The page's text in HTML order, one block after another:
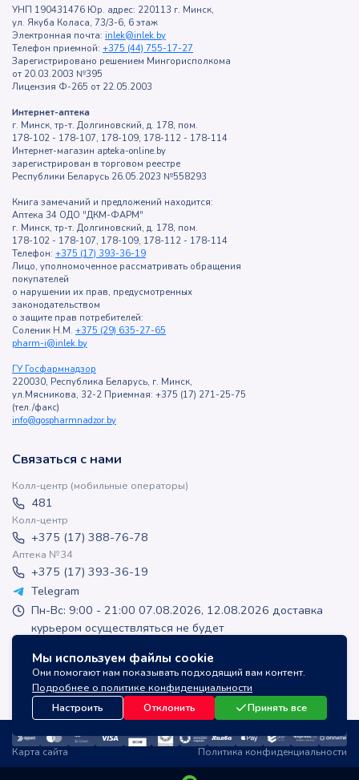
Мы используем файлы cookie
Они помогают нам показывать подходящий вам контент.
Подробнее о политике конфиденциальности
Настроить
Отклонить Принять все
УНП 190431476 Юр. адрес: 220113 г. Минск,
ул. Якуба Коласа, 73/3-6, 6 этаж
Электронная почта: inlek@inlek.by
Телефон приемной: +375 (44) 755-17-27
Зарегистрировано решением Мингорисполкома
от 20.03.2003 №395
Лицензия Ф-265 от 22.05.2003
Интернет-аптека
г. Минск, тр-т. Долгиновский, д. 178, пом.
178-102 - 178-107, 178-109, 178-112 - 178-114
Интернет-магазин apteka-online.by
зарегистрирован в торговом реестре
Республики Беларусь 26.05.2023 №558293
Книга замечаний и предложений находится:
Аптека 34 ОДО "ДКМ-ФАРМ"
г. Минск, тр-т. Долгиновский, д. 178, пом.
178-102 - 178-107, 178-109, 178-112 - 178-114
Телефон: +375 (17) 393-36-19
Лицо, уполномоченное рассматривать обращения
покупателей
о нарушении их прав, предусмотренных
законодательством
о защите прав потребителей:
Соленик Н.М. +375 (29) 635-27-65
pharm-i@inlek.by
ГУ Госфармнадзор
220030, Республика Беларусь, г. Минск,
ул.Мясникова, 32-2 Приемная: +375 (17) 271-25-75
(тел./факс)
info@gospharmnadzor.by
Связаться с нами
Колл-центр (мобильные операторы)
481
Колл-центр
+375 (17) 388-76-78
Аптека №34
+375 (17) 393-36-19
Telegram
Пн-Вс: 9:00 - 21:00 07.08.2026, 12.08.2026 доставка
курьером осуществляться не будет
inlek_apteka
inlek_apteka
Карта сайта Политика конфиденциальности